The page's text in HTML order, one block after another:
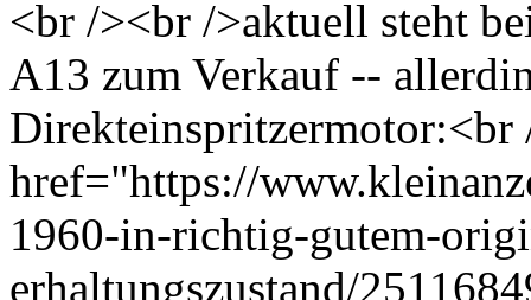
<br /><br />aktuell steht
A13 zum Verkauf --
Direkteinspritzermotor:<br
href="https://
1960-in-richtig-gutem-
erhaltungszustand/